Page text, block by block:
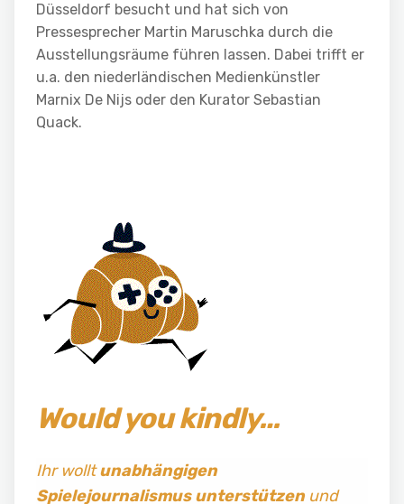
Düsseldorf besucht und hat sich von
Pressesprecher Martin Maruschka durch die
Ausstellungsräume führen lassen. Dabei trifft er
u.a. den niederländischen Medienkünstler
Marnix De Nijs oder den Kurator Sebastian
Quack.
Would you kindly…
Ihr wolltunabhängigen
Spielejournalismus unterstützenund